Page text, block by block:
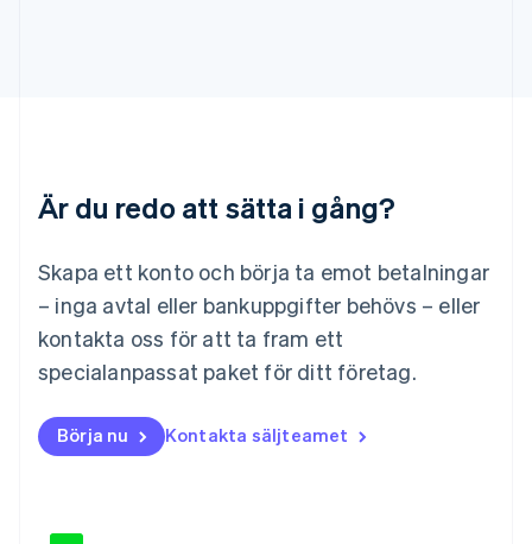
Är du redo att sätta i gång?
Skapa ett konto och börja ta emot betalningar
– inga avtal eller bankuppgifter behövs – eller
kontakta oss för att ta fram ett
specialanpassat paket för ditt företag.
Börja nu Kontakta säljteamet
English简体中文
Malta
Mexiko
English
Nederländerna
NederlandsEnglish
Norge
Nya Zeeland
English
Polen
Português